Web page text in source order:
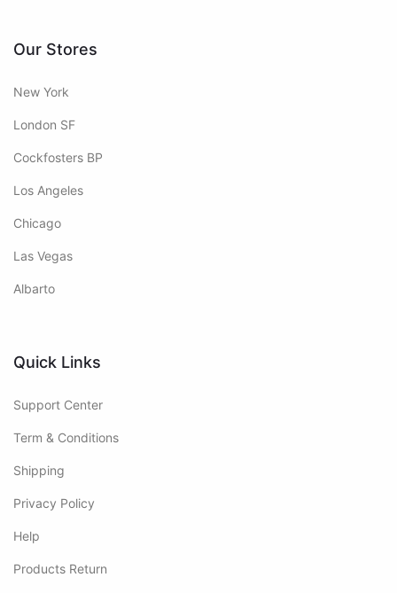
Our Stores
New York
London SF
Cockfosters BP
Los Angeles
Chicago
Las Vegas
Albarto
Quick Links
Support Center
Term & Conditions
Shipping
Privacy Policy
Help
Products Return